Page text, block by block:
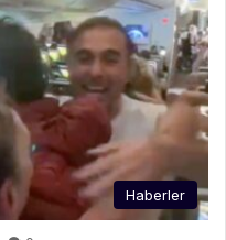
Haberler